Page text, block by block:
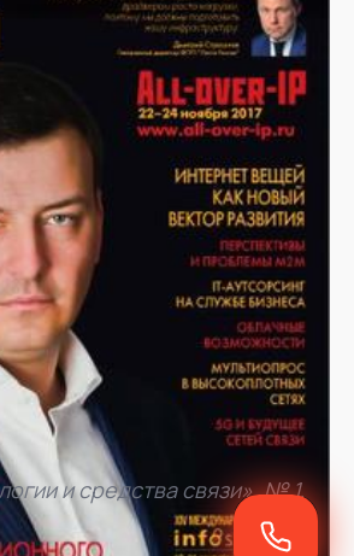
и средства связи», № 1,